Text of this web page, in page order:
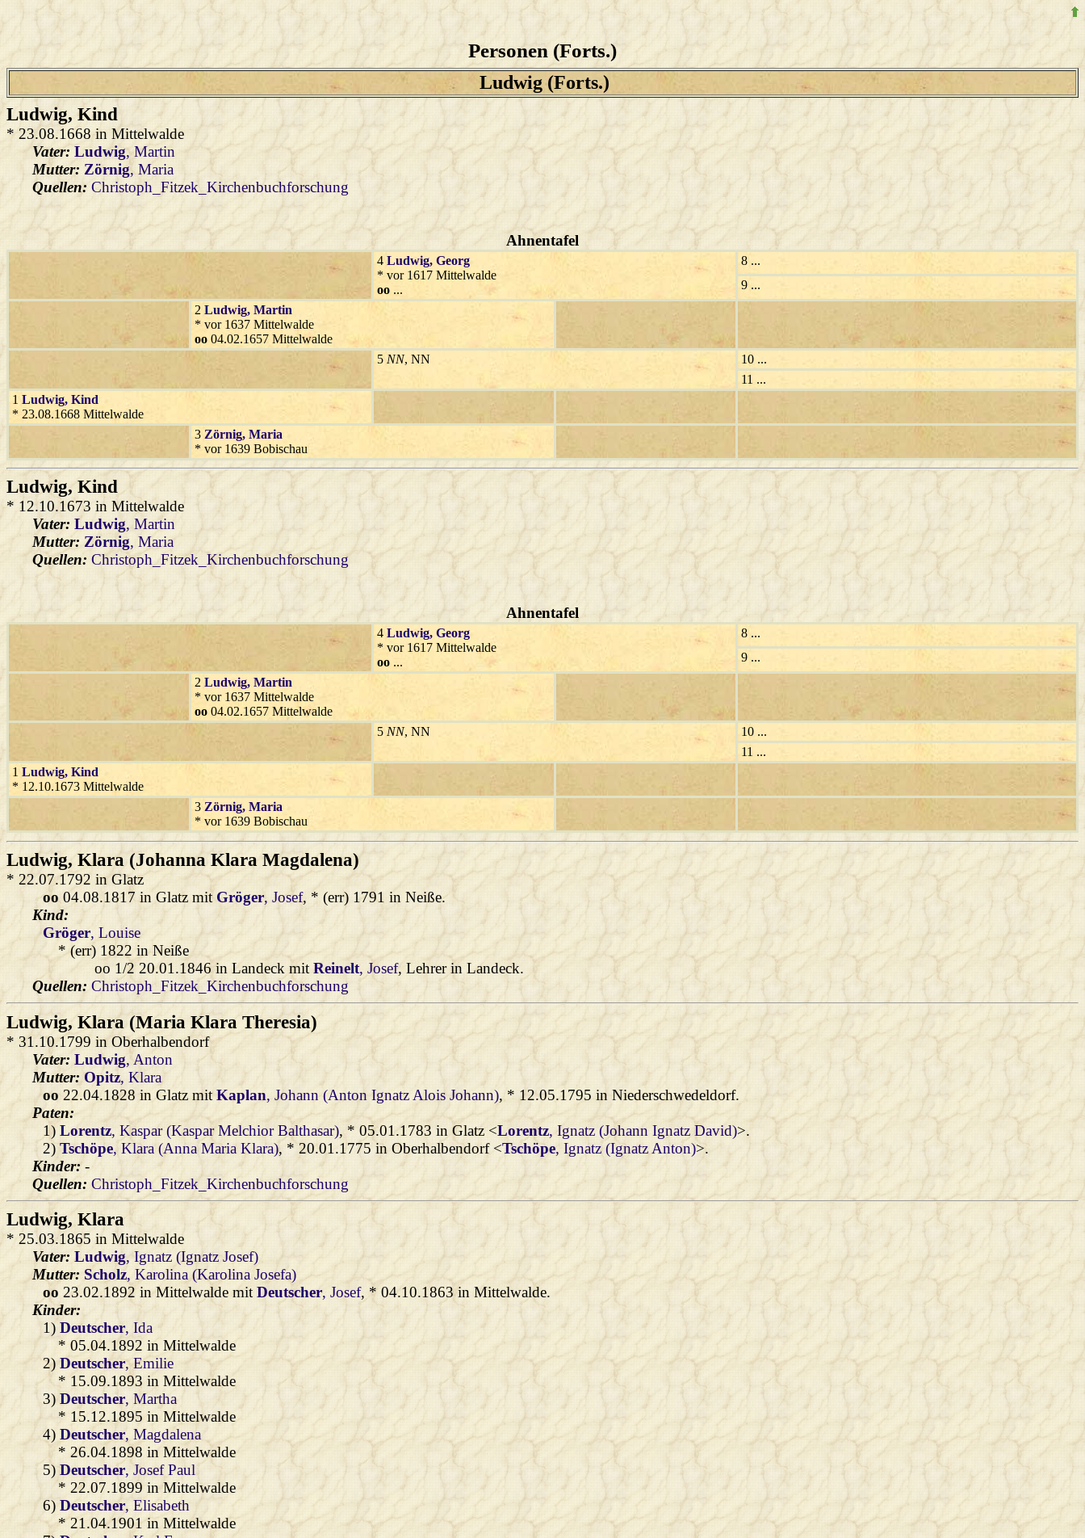
Personen (Forts.)
Ludwig (Forts.)
Ludwig, Kind
* 23.08.1668 in Mittelwalde
Vater: Ludwig, Martin
Mutter: Zörnig, Maria
Quellen: Christoph_Fitzek_Kirchenbuchforschung
Ahnentafel
4 Ludwig, Georg
* vor 1617 Mittelwalde
oo ...
8 ...
9 ...
2 Ludwig, Martin
* vor 1637 Mittelwalde
oo 04.02.1657 Mittelwalde
5 NN, NN
10 ...
11 ...
1 Ludwig, Kind
* 23.08.1668 Mittelwalde
3 Zörnig, Maria
* vor 1639 Bobischau
Ludwig, Kind
* 12.10.1673 in Mittelwalde
Vater: Ludwig, Martin
Mutter: Zörnig, Maria
Quellen: Christoph_Fitzek_Kirchenbuchforschung
Ahnentafel
4 Ludwig, Georg
* vor 1617 Mittelwalde
oo ...
8 ...
9 ...
2 Ludwig, Martin
* vor 1637 Mittelwalde
oo 04.02.1657 Mittelwalde
5 NN, NN
10 ...
11 ...
1 Ludwig, Kind
* 12.10.1673 Mittelwalde
3 Zörnig, Maria
* vor 1639 Bobischau
Ludwig, Klara (Johanna Klara Magdalena)
* 22.07.1792 in Glatz
oo04.08.1817 in Glatz mit Gröger, Josef, * (err) 1791 in Neiße.
Kind:
Gröger, Louise
* (err) 1822 in Neiße
oo 1/2 20.01.1846 in Landeck mitReinelt, Josef, Lehrer in Landeck.
Quellen: Christoph_Fitzek_Kirchenbuchforschung
Ludwig, Klara (Maria Klara Theresia)
* 31.10.1799 in Oberhalbendorf
Vater: Ludwig, Anton
Mutter: Opitz, Klara
oo 22.04.1828 in Glatz mitKaplan, Johann (Anton Ignatz Alois Johann), * 12.05.1795 in Niederschwedeldorf.
Paten:
1)Lorentz, Kaspar (Kaspar Melchior Balthasar), * 05.01.1783 in Glatz <Lorentz, Ignatz (Johann Ignatz David)>.
2)Tschöpe, Klara (Anna Maria Klara), * 20.01.1775 in Oberhalbendorf <Tschöpe, Ignatz (Ignatz Anton)>.
Kinder:-
Quellen: Christoph_Fitzek_Kirchenbuchforschung
Ludwig, Klara
* 25.03.1865 in Mittelwalde
Vater: Ludwig, Ignatz (Ignatz Josef)
Mutter: Scholz, Karolina (Karolina Josefa)
oo 23.02.1892 in Mittelwalde mitDeutscher, Josef, * 04.10.1863 in Mittelwalde.
Kinder:
1)Deutscher, Ida
* 05.04.1892 in Mittelwalde
2)Deutscher, Emilie
* 15.09.1893 in Mittelwalde
3)Deutscher, Martha
* 15.12.1895 in Mittelwalde
4)Deutscher, Magdalena
* 26.04.1898 in Mittelwalde
5)Deutscher, Josef Paul
* 22.07.1899 in Mittelwalde
6)Deutscher, Elisabeth
* 21.04.1901 in Mittelwalde